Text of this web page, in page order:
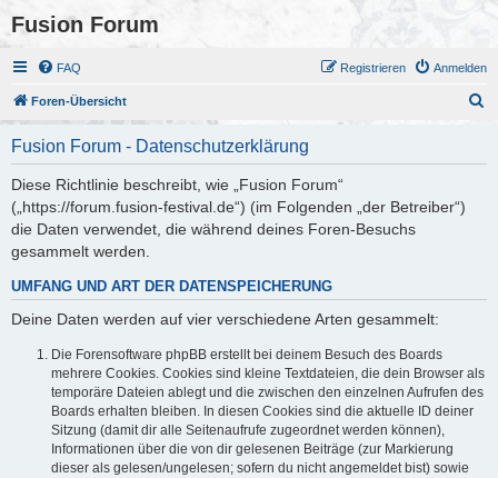
Fusion Forum
FAQ Anmelden
Registrieren
Foren-Übersicht
Fusion Forum - Datenschutzerklärung
Diese Richtlinie beschreibt, wie „Fusion Forum“
(„https://forum.fusion-festival.de“) (im Folgenden „der Betreiber“)
die Daten verwendet, die während deines Foren-Besuchs
gesammelt werden.
UMFANG UND ART DER DATENSPEICHERUNG
Deine Daten werden auf vier verschiedene Arten gesammelt:
Die Forensoftware phpBB erstellt bei deinem Besuch des Boards
mehrere Cookies. Cookies sind kleine Textdateien, die dein Browser als
temporäre Dateien ablegt und die zwischen den einzelnen Aufrufen des
Boards erhalten bleiben. In diesen Cookies sind die aktuelle ID deiner
Sitzung (damit dir alle Seitenaufrufe zugeordnet werden können),
Informationen über die von dir gelesenen Beiträge (zur Markierung
dieser als gelesen/ungelesen; sofern du nicht angemeldet bist) sowie